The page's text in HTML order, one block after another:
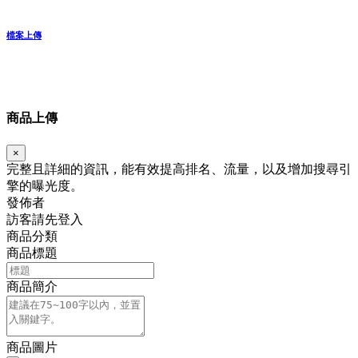
檔案上傳
商品上傳
×
完整且詳細的資訊，能有效提高排名、流量，以及增加搜尋引
擎的曝光度。
發佈者
訪客請先登入
商品分類
商品標題
商品簡介
商品圖片